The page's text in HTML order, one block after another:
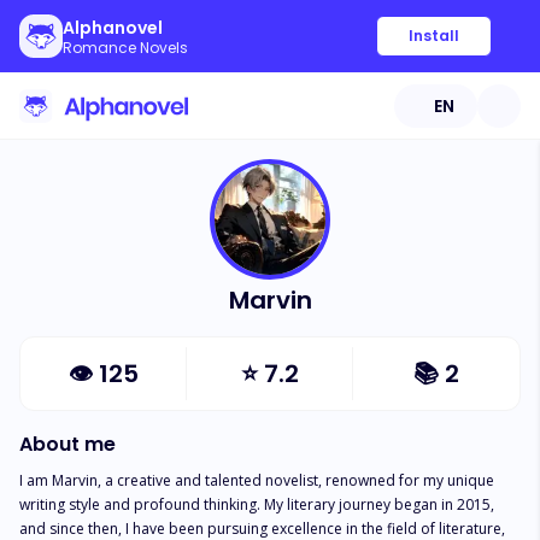
Alphanovel
Romance Novels
Install
EN
Marvin
👁 125 ⭐7.2 📚 2
About me
I am Marvin, a creative and talented novelist, renowned for my unique
writing style and profound thinking. My literary journey began in 2015,
and since then, I have been pursuing excellence in the field of literature,